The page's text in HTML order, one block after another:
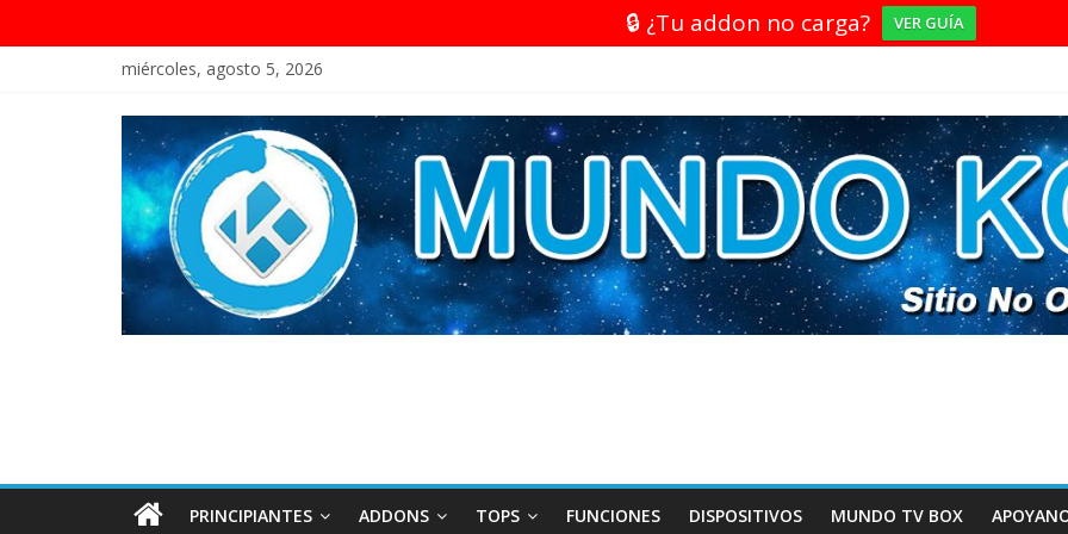
🔒 ¿Tu addon no carga? VER GUÍA
miércoles, agosto 5, 2026
PRINCIPIANTES ADDONS TOPS FUNCIONES DISPOSITIVOS MUNDO TV BOX